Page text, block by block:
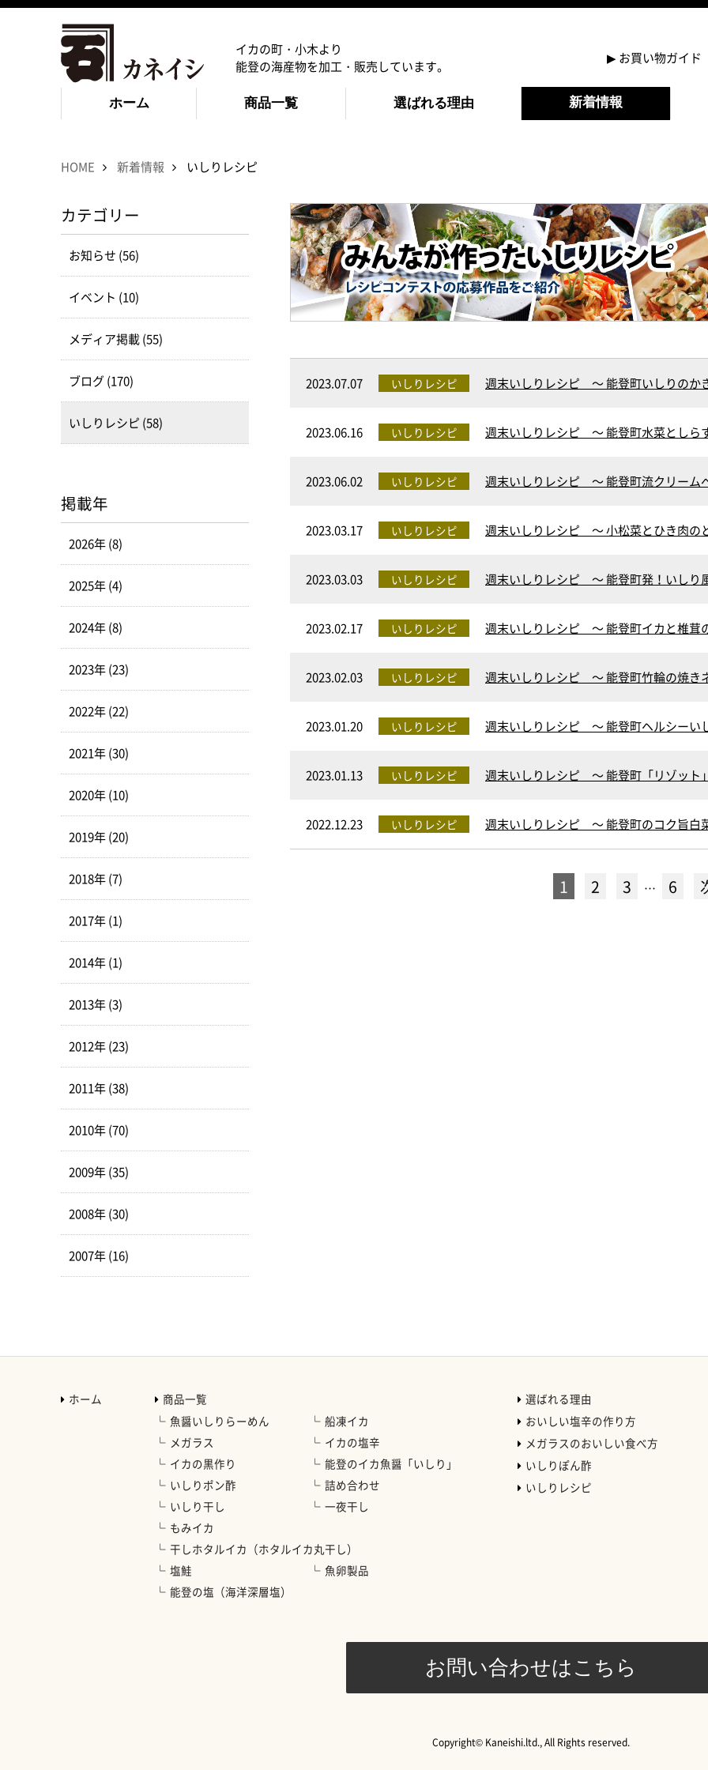
イカの町・小木より
能登の海産物を加工・販売しています。
▶お買い物ガイド
ホーム 商品一覧 選ばれる理由 新着情報
HOME 新着情報 いしりレシピ
2023.07.07 いしりレシピ 週末いしりレシピ ～ 能登町いしりのか
2023.06.16 いしりレシピ 週末いしりレシピ ～ 能登町水菜としら
2023.06.02 いしりレシピ 週末いしりレシピ ～ 能登町流クリーム
2023.03.17 いしりレシピ 週末いしりレシピ ～ 小松菜とひき肉の
2023.03.03 いしりレシピ 週末いしりレシピ ～ 能登町発！いしり
2023.02.17 いしりレシピ 週末いしりレシピ ～ 能登町イカと椎茸
2023.02.03 いしりレシピ 週末いしりレシピ ～ 能登町竹輪の焼き
2023.01.20 いしりレシピ 週末いしりレシピ ～ 能登町ヘルシーい
2023.01.13 いしりレシピ 週末いしりレシピ ～ 能登町「リゾット
2022.12.23 いしりレシピ 週末いしりレシピ ～ 能登町のコク旨白
1 2 3 … 6
カテゴリー
お知らせ (56)
イベント (10)
メディア掲載 (55)
ブログ (170)
いしりレシピ (58)
掲載年
2026年 (8)
2025年 (4)
2024年 (8)
2023年 (23)
2022年 (22)
2021年 (30)
2020年 (10)
2019年 (20)
2018年 (7)
2017年 (1)
2014年 (1)
2013年 (3)
2012年 (23)
2011年 (38)
2010年 (70)
2009年 (35)
2008年 (30)
2007年 (16)
ホーム
商品一覧
魚醤いしりらーめん
船凍イカ
メガラス
イカの塩辛
イカの黒作り
能登のイカ魚醤「いしり」
いしりポン酢
詰め合わせ
いしり干し
一夜干し
もみイカ
干しホタルイカ（ホタルイカ丸干し）
塩鮭
魚卵製品
能登の塩（海洋深層塩）
選ばれる理由
おいしい塩辛の作り方
メガラスのおいしい食べ方
いしりぽん酢
いしりレシピ
お問い合わせはこちら
Copyright© Kaneishi.ltd., All Rights reserved.